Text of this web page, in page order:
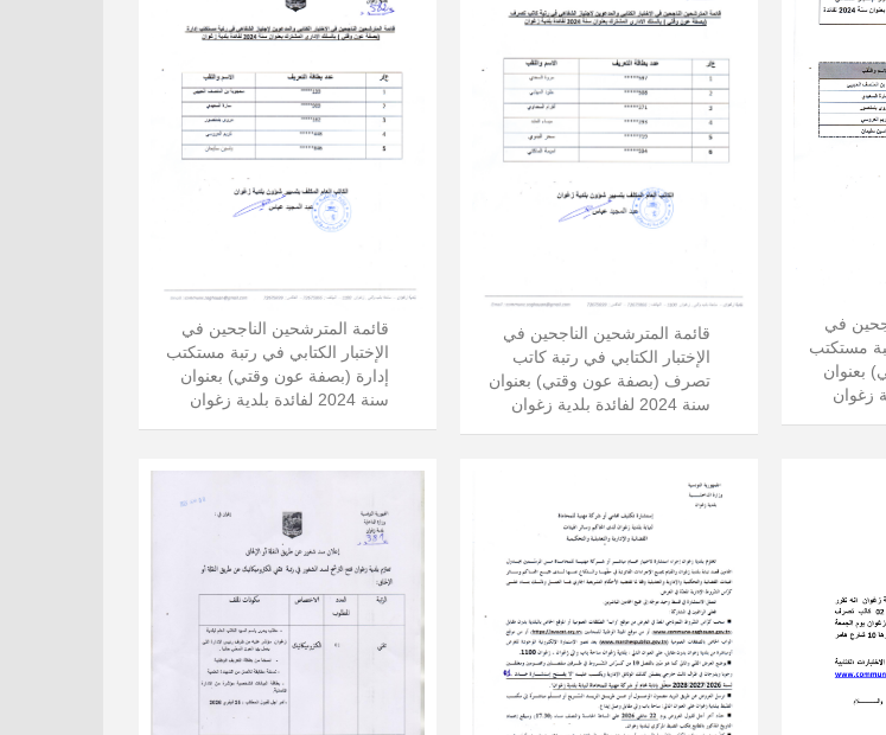
قائمة المترشحين الناجحين في
الإختبار الكتابي في رتبة مستكتب
إدارة (بصفة عون وقتي) بعنوان
سنة 2024 لفائدة بلدية زغوان
قائمة المترشحين الناجحين في
الإختبار الكتابي في رتبة كاتب
تصرف (بصفة عون وقتي) بعنوان
سنة 2024 لفائدة بلدية زغوان
في
مستكتب
بعنوان